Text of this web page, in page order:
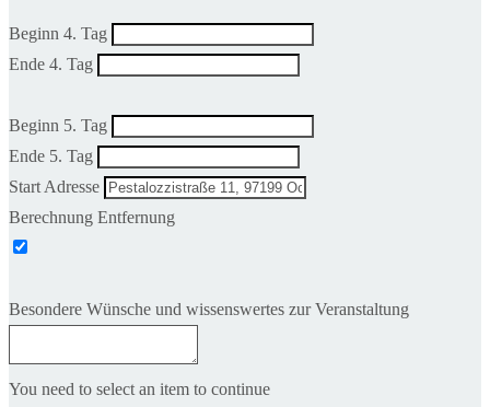
Beginn 4. Tag
Ende 4. Tag
Beginn 5. Tag
Ende 5. Tag
Start Adresse
Berechnung Entfernung
Besondere Wünsche und wissenswertes zur Veranstaltung
You need to select an item to continue